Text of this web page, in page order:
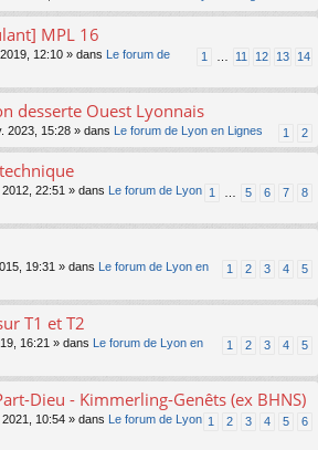
MPL 16
1 11 12 13 14
12:10 » dans
Le forum de
desserte Ouest Lyonnais
1 2
2023, 15:28 » dans Le forum de Lyon en Lignes
1 5 6 7 8
22:51 » dans
Le forum de Lyon
1 2 3 4 5
19:31 » dans
Le forum de Lyon en
T1 et T2
1 2 3 4 5
16:21 » dans
Le forum de Lyon en
Dieu - Kimmerling-Genêts (ex BHNS)
1 2 3 4 5 6
10:54 » dans
Le forum de Lyon